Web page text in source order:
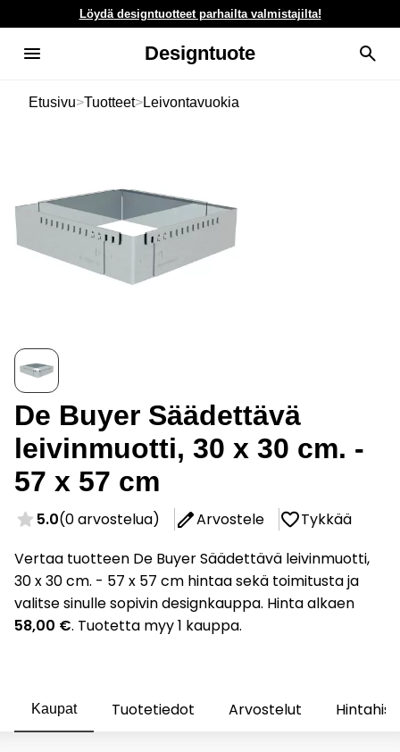
Löydä designtuotteet parhailta valmistajilta!
Designtuote
Etusivu>Tuotteet>Leivontavuokia
De Buyer Säädettävä
leivinmuotti, 30 x 30 cm. -
57 x 57 cm
5.0(0 arvostelua) Arvostele
Tykkää
Vertaa tuotteen De Buyer Säädettävä leivinmuotti,
30 x 30 cm. - 57 x 57 cm hintaa sekä toimitusta ja
valitse sinulle sopivin designkauppa. Hinta alkaen
58,00 €. Tuotetta myy 1 kauppa.
Kaupat Tuotetiedot Arvostelut